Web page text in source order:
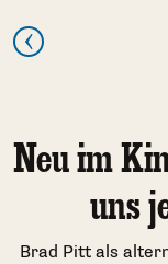
Neu im
uns
Brad Pitt als